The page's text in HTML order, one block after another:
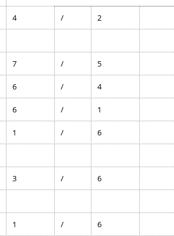
4 / 2
7 / 5
6 / 4
6 / 1
1 / 6
3 / 6
1 / 6